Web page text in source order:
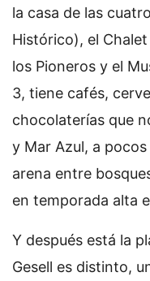
la casa de las
Histórico), el
los Pioneros y el
3, tiene cafés,
chocolaterías que
y Mar Azul, a
arena entre
en temporada alta
Y después está la
Gesell es distinto,